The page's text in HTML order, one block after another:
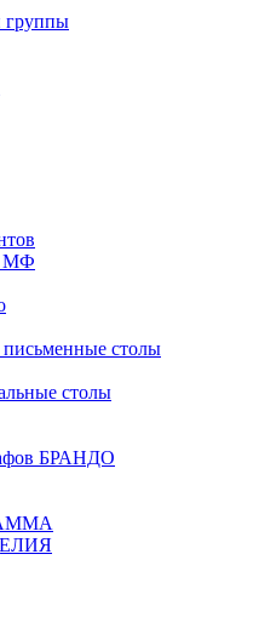
группы
МФ
столы
столы
БРАНДО